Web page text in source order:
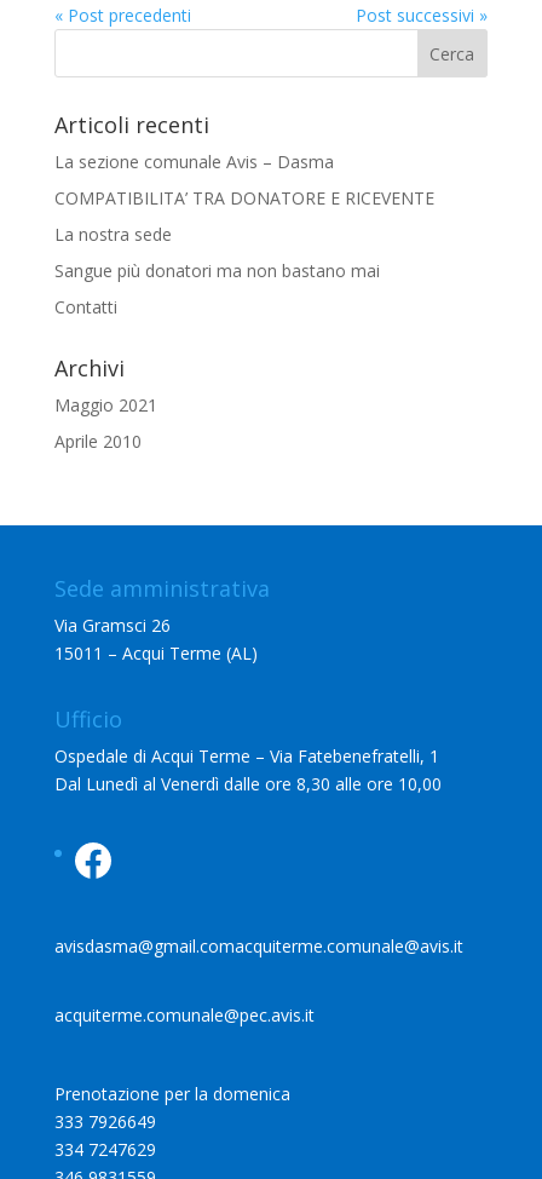
« Post precedenti Post successivi »
Articoli recenti
La sezione comunale Avis – Dasma
COMPATIBILITA’ TRA DONATORE E RICEVENTE
La nostra sede
Sangue più donatori ma non bastano mai
Contatti
Archivi
Maggio 2021
Aprile 2010
Sede amministrativa
Via Gramsci 26
15011 – Acqui Terme (AL)
Ufficio
Ospedale di Acqui Terme – Via Fatebenefratelli, 1
Dal Lunedì al Venerdì dalle ore 8,30 alle ore 10,00
Facebook
avisdasma@gmail.comacquiterme.comunale@avis.it
acquiterme.comunale@pec.avis.it
Prenotazione per la domenica
333 7926649
334 7247629